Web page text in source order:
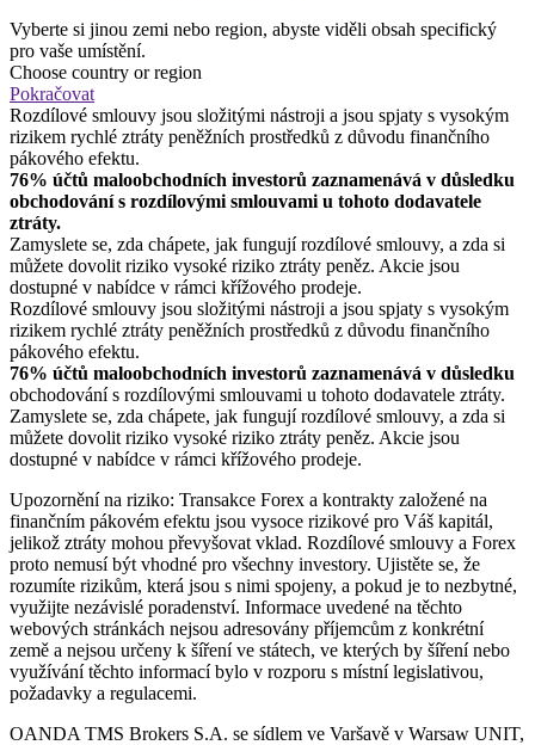
Vyberte si jinou zemi nebo region, abyste viděli obsah specifický
pro vaše umístění.
Choose country or region
Pokračovat
Rozdílové smlouvy jsou složitými nástroji a jsou spjaty s vysokým
rizikem rychlé ztráty peněžních prostředků z důvodu finančního
pákového efektu.
76% účtů maloobchodních investorů zaznamenává v důsledku
obchodování s rozdílovými smlouvami u tohoto dodavatele
ztráty.
Zamyslete se, zda chápete, jak fungují rozdílové smlouvy, a zda si
můžete dovolit riziko vysoké riziko ztráty peněz. Akcie jsou
dostupné v nabídce v rámci křížového prodeje.
Rozdílové smlouvy jsou složitými nástroji a jsou spjaty s vysokým
rizikem rychlé ztráty peněžních prostředků z důvodu finančního
pákového efektu.
76% účtů maloobchodních investorů zaznamenává v důsledku
obchodování s rozdílovými smlouvami u tohoto dodavatele ztráty.
Zamyslete se, zda chápete, jak fungují rozdílové smlouvy, a zda si
můžete dovolit riziko vysoké riziko ztráty peněz. Akcie jsou
dostupné v nabídce v rámci křížového prodeje.
Upozornění na riziko: Transakce Forex a kontrakty založené na
finančním pákovém efektu jsou vysoce rizikové pro Váš kapitál,
jelikož ztráty mohou převyšovat vklad. Rozdílové smlouvy a Forex
proto nemusí být vhodné pro všechny investory. Ujistěte se, že
rozumíte rizikům, která jsou s nimi spojeny, a pokud je to nezbytné,
využijte nezávislé poradenství. Informace uvedené na těchto
webových stránkách nejsou adresovány příjemcům z konkrétní
země a nejsou určeny k šíření ve státech, ve kterých by šíření nebo
využívání těchto informací bylo v rozporu s místní legislativou,
požadavky a regulacemi.
OANDA TMS Brokers S.A. se sídlem ve Varšavě v Warsaw UNIT,